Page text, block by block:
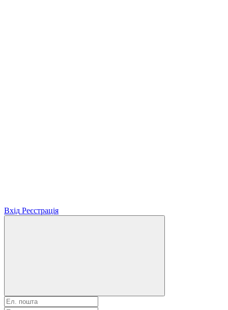
Вхід Реєстрація